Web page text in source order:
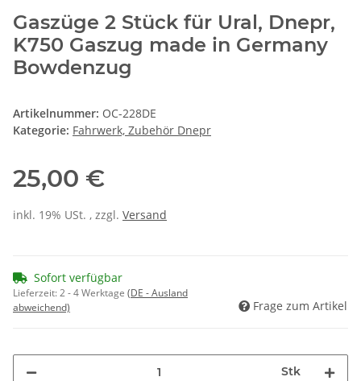
Gaszüge 2 Stück für Ural, Dnepr,
K750 Gaszug made in Germany
Bowdenzug
Artikelnummer: OC-228DE
Kategorie: Fahrwerk, Zubehör Dnepr
25,00 €
inkl. 19% USt. , zzgl. Versand
Sofort verfügbar
Lieferzeit:2 - 4 Werktage (DE - Ausland
abweichend)
Frage zum Artikel
Stk